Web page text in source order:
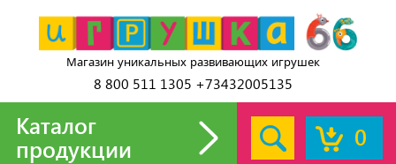
Магазин уникальных развивающих игрушек
8 800 511 1305 +73432005135
0
Каталог
продукции